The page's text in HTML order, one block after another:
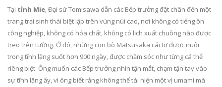
Tại tỉnh Mie, Đại sứ Tomisawa dẫn các Bếp trưởng đặt chân đến một
trang trại sinh thái biệt lập trên vùng núi cao, nơi không có tiếng ồn
công nghiệp, không có hóa chất, không có lịch xuất chuồng nào được
treo trên tường. Ở đó, những con bò Matsusaka cái tơ được nuôi
trong tĩnh lặng suốt hơn 900 ngày, được chăm sóc như từng cá thể
riêng biệt. Ông muốn các Bếp trưởng nhìn tận mắt, chạm tận tay vào
sự tĩnh lặng ấy, vì ông biết rằng không thể tái hiện một vị umami mà